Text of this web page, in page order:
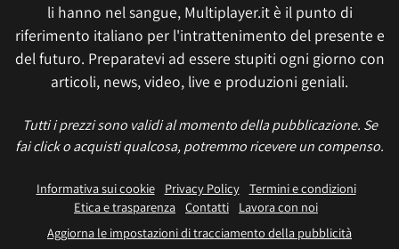
li hanno nel sangue, Multiplayer.it è il punto di
riferimento italiano per l'intrattenimento del presente e
del futuro. Preparatevi ad essere stupiti ogni giorno con
articoli, news, video, live e produzioni geniali.
Tutti i prezzi sono validi al momento della pubblicazione. Se
fai click o acquisti qualcosa, potremmo ricevere un compenso.
Informativa sui cookie Privacy Policy
Termini e condizioni
Etica e trasparenza Contatti
Lavora con noi
Aggiorna le impostazioni di tracciamento della pubblicità